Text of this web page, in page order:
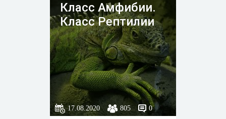
торопитесь.
Класс Амфибии.
Класс Рептилии
17.08.2020 805 0